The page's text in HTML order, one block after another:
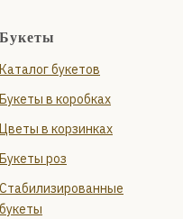
14
до 22:00
10-24
к1, стр. 1
до 22:00
Букеты
Каталог букетов
Букеты в коробках
Цветы в корзинках
Букеты роз
Стабилизированные
букеты